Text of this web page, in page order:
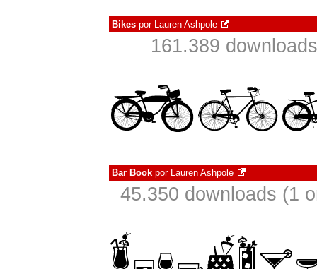
Bikes por Lauren Ashpole
161.389
Bar Book por Lauren Ashpole
45.350 downloads (1